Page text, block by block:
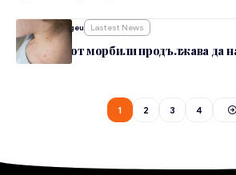
admin_nbgeu Lastest News
Заразата от морбили продължава да
1 2 3 4